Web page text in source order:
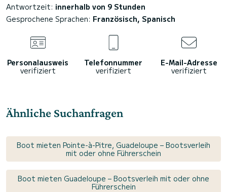
Antwortzeit: innerhalb von 9 Stunden
Gesprochene Sprachen: Französisch, Spanisch
Personalausweis
verifiziert
Telefonnummer
verifiziert
E-Mail-Adresse
verifiziert
Ähnliche Suchanfragen
Boot mieten Pointe-à-Pitre, Guadeloupe – Bootsverleih
mit oder ohne Führerschein
Boot mieten Guadeloupe – Bootsverleih mit oder ohne
Führerschein